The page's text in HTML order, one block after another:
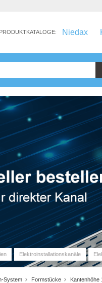
PRODUKTKATALOGE: Niedax
Elektroinstallationskanäle
System Formstücke Kantenhöhe